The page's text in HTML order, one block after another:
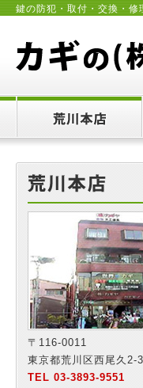
鍵の防犯・取付・交換・
〒116-0011
東京都荒川区西尾久2-
TEL 03-3893-9551